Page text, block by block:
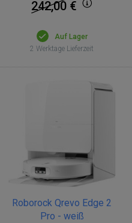
242,00 €
Auf Lager
2 Werktage Lieferzeit
Roborock Qrevo Edge 2
Pro - weiß